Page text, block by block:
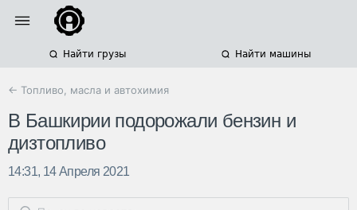
Найти грузы Найти машины
← Топливо, масла и автохимия
В Башкирии подорожали бензин и
дизтопливо
14:31, 14 Апреля 2021